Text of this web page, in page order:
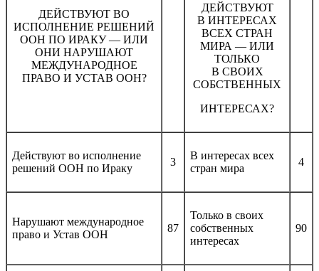
ДЕЙСТВУЮТ ВО
ИСПОЛНЕНИЕ РЕШЕНИЙ
ООН ПО ИРАКУ — ИЛИ
ОНИ НАРУШАЮТ
МЕЖДУНАРОДНОЕ
ПРАВО И УСТАВ ООН?
ДЕЙСТВУЮТ
В ИНТЕРЕСАХ
ВСЕХ СТРАН
МИРА — ИЛИ
ТОЛЬКО
В СВОИХ
СОБСТВЕННЫХ
ИНТЕРЕСАХ?
Действуют во исполнение
решений ООН по Ираку
3
В интересах всех
стран мира
4
Нарушают международное
право и Устав ООН
87
Только в своих
собственных
интересах
90